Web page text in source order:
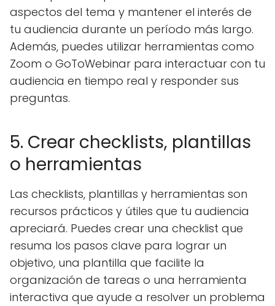
aspectos del tema y mantener el interés de
tu audiencia durante un período más largo.
Además, puedes utilizar herramientas como
Zoom o GoToWebinar para interactuar con tu
audiencia en tiempo real y responder sus
preguntas.
5. Crear checklists, plantillas
o herramientas
Las checklists, plantillas y herramientas son
recursos prácticos y útiles que tu audiencia
apreciará. Puedes crear una checklist que
resuma los pasos clave para lograr un
objetivo, una plantilla que facilite la
organización de tareas o una herramienta
interactiva que ayude a resolver un problema